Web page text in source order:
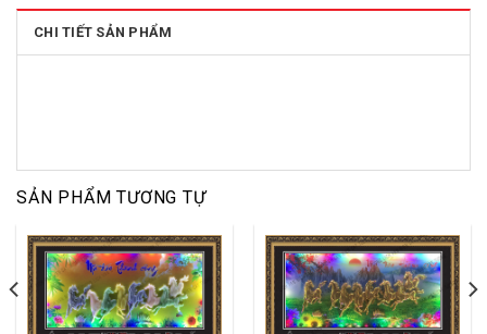
CHI TIẾT SẢN PHẨM
SẢN PHẨM TƯƠNG TỰ